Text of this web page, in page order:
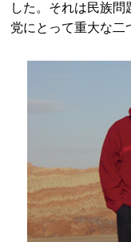
した。それは民族
党にとって重大な二